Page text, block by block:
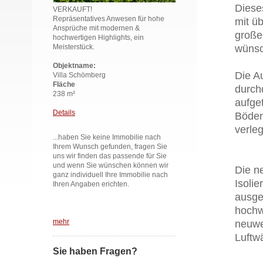
VERKAUFT!
Repräsentatives Anwesen für hohe
Ansprüche mit modernen &
hochwertigen Highlights, ein
Meisterstück.
Objektname:
Villa Schömberg
Fläche
238 m²
Details
...haben Sie keine Immobilie nach
Ihrem Wunsch gefunden, fragen Sie
uns wir finden das passende für Sie
und wenn Sie wünschen können wir
ganz individuell Ihre Immobilie nach
Ihren Angaben erichten.
mehr
Sie haben Fragen?
mit
Die
Die